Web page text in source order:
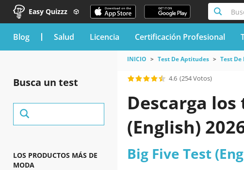
Easy Quizzz
blog Salud Licencia Certificación Profesional
Busca un test
LOS PRODUCTOS MÁS DE
MODA
INICIO Test De Aptitudes Test
4.6 (254 Votos)
Descarga
(English)
Big Five Test